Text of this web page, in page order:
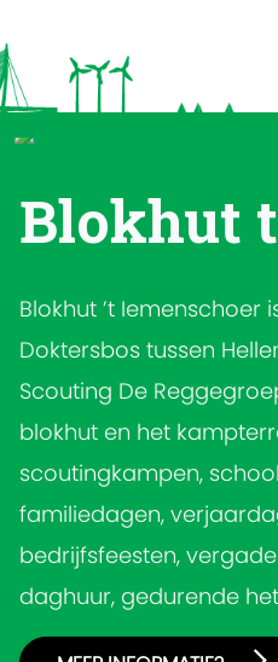
Blokhut
Blokhut ’t Iemenschoer
Doktersbos tussen
Scouting De
blokhut en het
scoutingkampen,
familiedagen,
bedrijfsfeesten,
daghuur, gedurende